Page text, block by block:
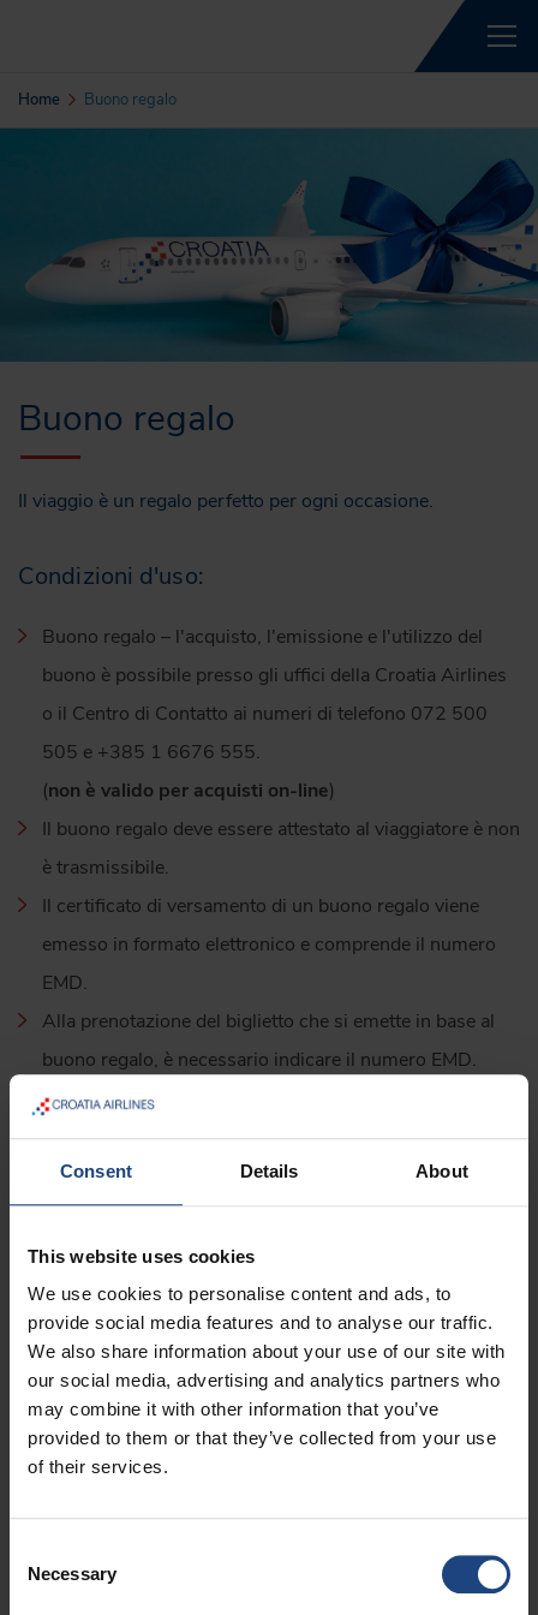
Consent Details About
This website uses cookies
We use cookies to personalise content and ads, to
provide social media features and to analyse our traffic.
We also share information about your use of our site with
our social media, advertising and analytics partners who
may combine it with other information that you’ve
provided to them or that they’ve collected from your use
of their services.
Selection
Necessary
Home Buono regalo
Buono regalo
Il viaggio è un regalo perfetto per ogni occasione.
Condizioni d'uso:
Buono regalo – l'acquisto, l'emissione e l'utilizzo del
buono è possibile presso gli uffici della Croatia Airlines
o il Centro di Contatto ai numeri di telefono 072 500
505 e +385 1 6676 555.
(non è valido per acquisti on-line)
Il buono regalo deve essere attestato al viaggiatore è non
è trasmissibile.
Il certificato di versamento di un buono regalo viene
emesso in formato elettronico e comprende il numero
EMD.
Alla prenotazione del biglietto che si emette in base al
buono regalo, è necessario indicare il numero EMD.
È possibile usufruire solo di un buono regalo per
biglietto. La differenza tra il buono regalo e il biglietto è
da versarsi all'emissione del biglietto aereo.
Il buono regalo può ammontare a qualsiasi importo.
Il buono regalo ha una validità di 12 mesi dalla data di
emissione, periodo durante il quale deve essere usato
per l'emissione del biglietto aereo.
Il biglietto aereo può riferirsi anche ad un periodo di
viaggio successivo alla data di scadenza del buono
sconto.
base al buono regalo dovesse rimanere un credito
residuo, per tale importo verrà emesso un nuovo buono
regalo e così via finché tutto l'importo del buono non